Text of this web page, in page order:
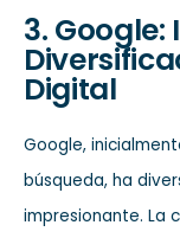
3.
Digital
Google,
búsqueda, ha
impresionante. La